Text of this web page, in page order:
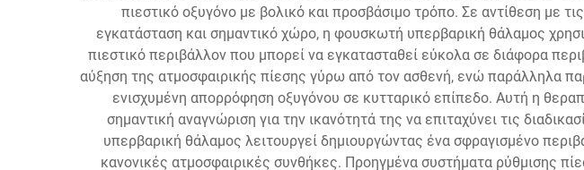
πιεστικό οξυγόνο με βολικό και προσβάσιμο τρόπο. Σε αντίθεση με
εγκατάσταση και σημαντικό χώρο, η φουσκωτή υπερβαρική θάλαμος
πιεστικό περιβάλλον που μπορεί να εγκατασταθεί εύκολα σε διάφορα
αύξηση της ατμοσφαιρικής πίεσης γύρω από τον ασθενή, ενώ παράλληλα
ενισχυμένη απορρόφηση οξυγόνου σε κυτταρικό επίπεδο. Αυτή η
σημαντική αναγνώριση για την ικανότητά της να επιταχύνει τις
υπερβαρική θάλαμος λειτουργεί δημιουργώντας ένα σφραγισμένο
κανονικές ατμοσφαιρικές συνθήκες. Προηγμένα συστήματα ρύθμισης